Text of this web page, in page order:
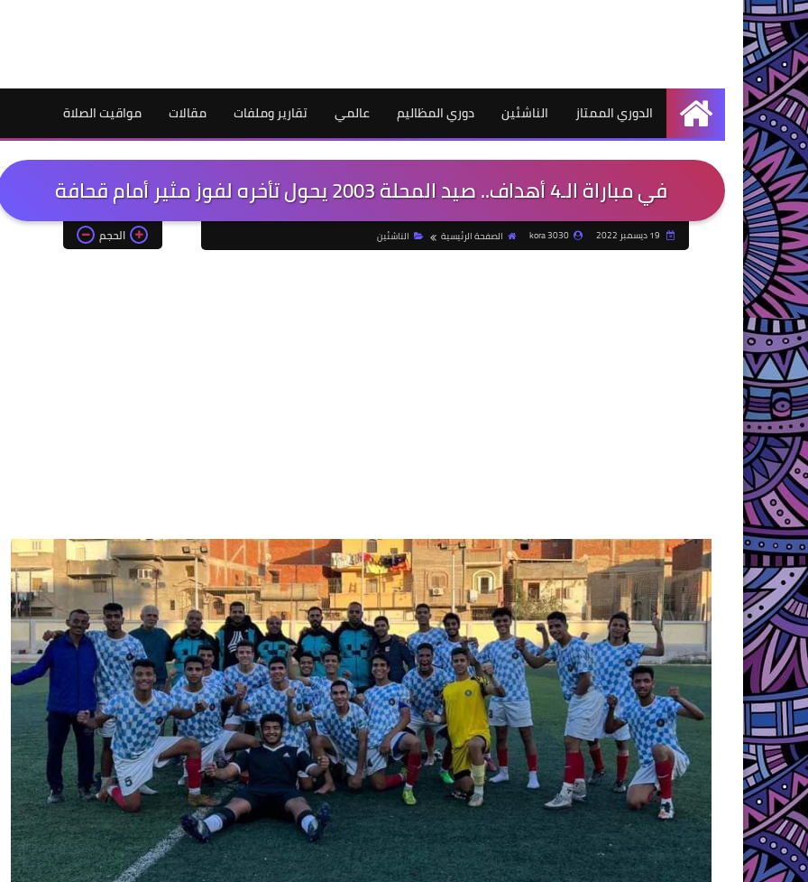
الرئيسية
الدوري الممتاز الناشئين دوري المظاليم عالمي تقارير وملفات مقالات مواقيت الصلاة
في مباراة الـ4 أهداف.. صيد المحلة 2003 يحول تأخره لفوز مثير أمام قحافة
kora 3030 الصفحة الرئيسية الناشئين الحجم